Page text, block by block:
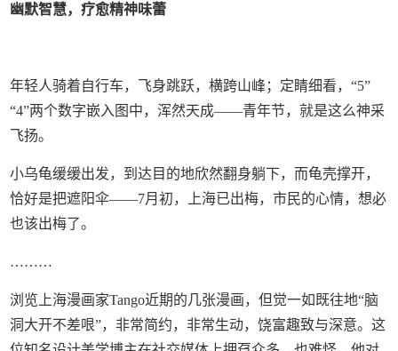
幽默智慧，疗愈精神味蕾
年轻人骑着自行车，飞身跳跃，横跨山峰；定睛细看，“5”
“4”两个数字嵌入图中，浑然天成——青年节，就是这么神采
飞扬。
小乌龟缓缓出发，到达目的地欣然翻身躺下，而龟壳撑开，
恰好是把遮阳伞——7月初，上海已出梅，市民的心情，想必
也该出梅了。
………
浏览上海漫画家Tango近期的几张漫画，但觉一如既往地“脑
洞大开不差哏”，非常简约，非常生动，饶富趣致与深意。这